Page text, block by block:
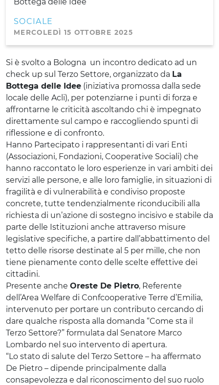
SOCIALE
MERCOLEDÌ 15 OTTOBRE 2025
Si è svolto a Bologna un incontro dedicato ad un
check up sul Terzo Settore, organizzato da La
Bottega delle Idee (iniziativa promossa dalla sede
locale delle Acli), per potenziarne i punti di forza e
affrontarne le criticità ascoltando chi è impegnato
direttamente sul campo e raccogliendo spunti di
riflessione e di confronto.
Hanno Partecipato i rappresentanti di vari Enti
(Associazioni, Fondazioni, Cooperative Sociali) che
hanno raccontato le loro esperienze in vari ambiti dei
servizi alle persone, e alle loro famiglie, in situazioni di
fragilità e di vulnerabilità e condiviso proposte
concrete, tutte tendenzialmente riconducibili alla
richiesta di un’azione di sostegno incisivo e stabile da
parte delle Istituzioni anche attraverso misure
legislative specifiche, a partire dall’abbattimento del
tetto delle risorse destinate al 5 per mille, che non
tiene pienamente conto delle scelte effettive dei
cittadini.
Presente anche Oreste De Pietro, Referente
dell’Area Welfare di Confcooperative Terre d’Emilia,
intervenuto per portare un contributo cercando di
dare qualche risposta alla domanda “Come sta il
Terzo Settore?” formulata dal Senatore Marco
Lombardo nel suo intervento di apertura.
“Lo stato di salute del Terzo Settore – ha affermato
De Pietro – dipende principalmente dalla
consapevolezza e dal riconoscimento del suo ruolo